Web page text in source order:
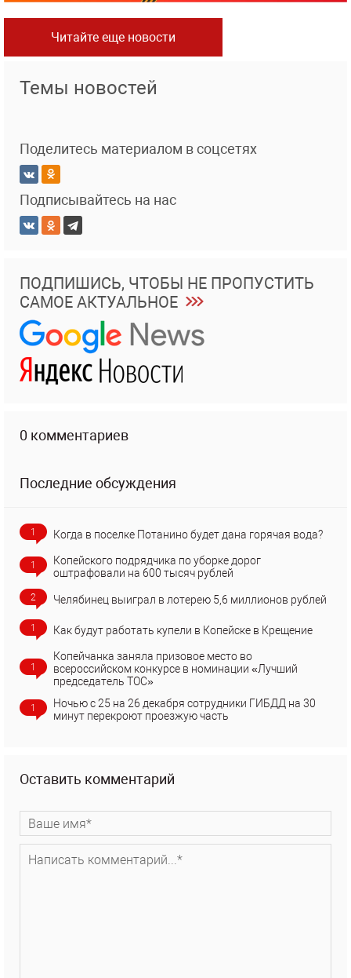
Читайте еще новости
Темы новостей
Поделитесь материалом в соцсетях
Подписывайтесь на нас
ПОДПИШИСЬ, ЧТОБЫ НЕ ПРОПУСТИТЬ
САМОЕ АКТУАЛЬНОЕ
0 комментариев
Последние обсуждения
1 Когда в поселке Потанино будет дана горячая вода?
1
Копейского подрядчика по уборке дорог
оштрафовали на 600 тысяч рублей
2 Челябинец выиграл в лотерею 5,6 миллионов рублей
1 Как будут работать купели в Копейске в Крещение
1
Копейчанка заняла призовое место во
всероссийском конкурсе в номинации «Лучший
председатель ТОС»
1
Ночью с 25 на 26 декабря сотрудники ГИБДД на 30
минут перекроют проезжую часть
Оставить комментарий